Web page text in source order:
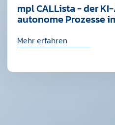
mpl CALLista - der
autonome Prozesse
Mehr erfahren